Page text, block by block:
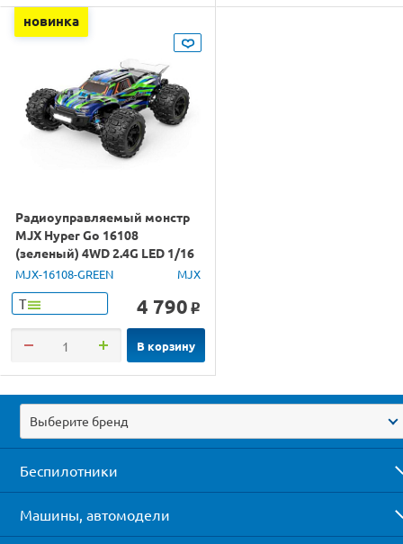
новинка
Радиоуправляемый монстр
MJX Hyper Go 16108
(зеленый) 4WD 2.4G LED 1/16
RTR
MJX-16108-GREEN MJX
Т 4 790 o
В корзину
Выберите бренд
Беспилотники
Машины, автомодели